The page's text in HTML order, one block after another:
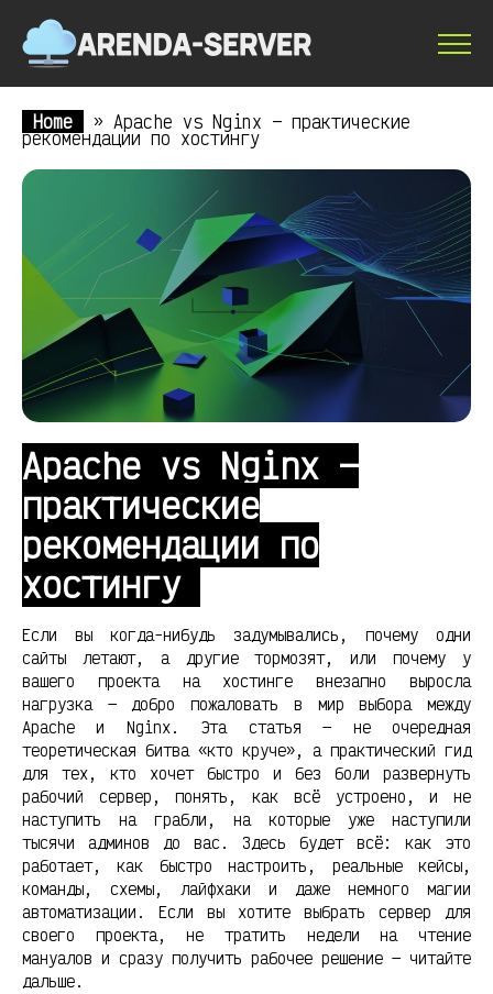
Home » Apache vs Nginx — практические
рекомендации по хостингу
Apache vs Nginx —
практические
рекомендации по
хостингу
Если вы когда-нибудь задумывались, почему одни
сайты летают, а другие тормозят, или почему у
вашего проекта на хостинге внезапно выросла
нагрузка — добро пожаловать в мир выбора между
Apache и Nginx. Эта статья — не очередная
теоретическая битва «кто круче», а практический гид
для тех, кто хочет быстро и без боли развернуть
рабочий сервер, понять, как всё устроено, и не
наступить на грабли, на которые уже наступили
тысячи админов до вас. Здесь будет всё: как это
работает, как быстро настроить, реальные кейсы,
команды, схемы, лайфхаки и даже немного магии
автоматизации. Если вы хотите выбрать сервер для
своего проекта, не тратить недели на чтение
мануалов и сразу получить рабочее решение — читайте
дальше.